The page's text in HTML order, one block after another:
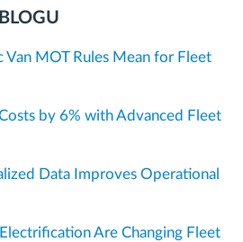
MOT Rules Mean for Fleet
by 6% with Advanced Fleet
Data Improves Operational
Are Changing Fleet